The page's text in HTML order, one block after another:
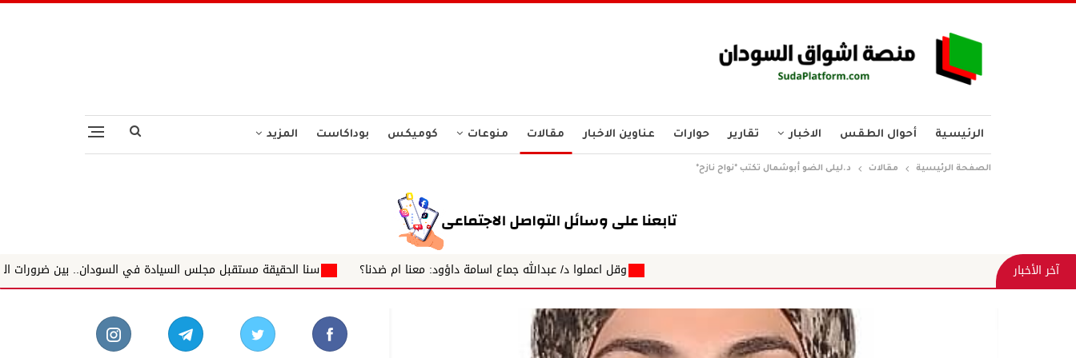
الرئيسية أحوال الطقس الاخبار تقارير حوارات عناوين الاخبار مقالات منوعات كوميكس بوداكاست المزيد
الصفحة الرئيسية مقالات د.ليلى الضو أبوشمال تكتب *نواح نازح*
آخر الأخبار وقل اعملوا د/ عبدالله جماع اسامة داؤود: معنا ام ضدنا؟ سنا الحقيقة مستقبل مجلس السيادة في السودان.. بين ضرورات المرحلة ودروس